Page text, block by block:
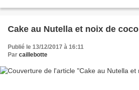
Cake au Nutella et noix de coco
Publié le 13/12/2017 à 16:11
Par caillebotte